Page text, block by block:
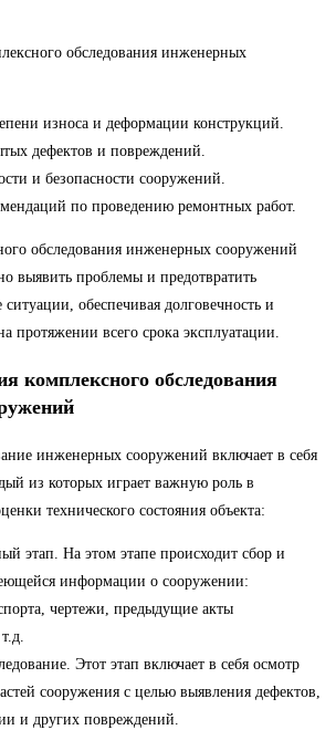
обследования инженерных
износа и деформации конструкций.
дефектов и повреждений.
и безопасности сооружений.
по проведению ремонтных работ.
обследования инженерных сооружений
выявить проблемы и предотвратить
обеспечивая долговечность и
протяжении всего срока эксплуатации.
комплексного обследования
инженерных сооружений включает в себя
из которых играет важную роль в
технического состояния объекта:
этап. На этом этапе происходит сбор и
информации о сооружении:
чертежи, предыдущие акты
Этот этап включает в себя осмотр
сооружения с целью выявления дефектов,
и других повреждений.